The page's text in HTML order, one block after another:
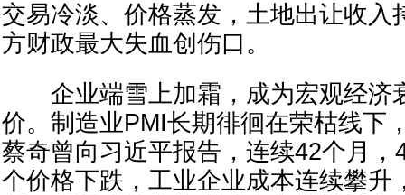
交易冷淡、价格蒸发，土地出让收入
方财政最大失血创伤口。
企业端雪上加霜，成为宏观经济
价。制造业PMI长期徘徊在荣枯线下
蔡奇曾向习近平报告，连续42个月，
个价格下跌，工业企业成本连续攀升